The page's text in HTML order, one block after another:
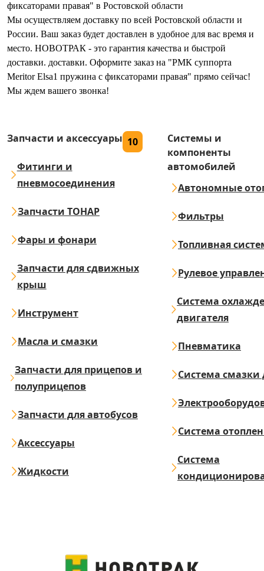
фиксаторами правая" в Ростовской области
Мы осуществляем доставку по всей Ростовской области и
России. Ваш заказ будет доставлен в удобное для вас время и
место. НОВОТРАК - это гарантия качества и быстрой
доставки. доставки. Оформите заказ на "РМК суппорта
Meritor Elsa1 пружина с фиксаторами правая" прямо сейчас!
Мы ждем вашего звонка!
Запчасти и аксессуары 10
Фитинги и
пневмосоединения
Запчасти ТОНАР
Фары и фонари
Запчасти для сдвижных
крыш
Инструмент
Масла и смазки
Запчасти для прицепов и
полуприцепов
Запчасти для автобусов
Аксессуары
Жидкости
Системы и
компоненты
автомобилей
Автономные
Фильтры
Топливная
Рулевое
Система
двигателя
Пневматика
Система смазки
Система
Система